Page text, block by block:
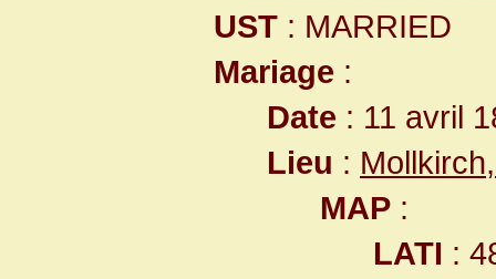
UST : MARRIED
Mariage :
Date : 11 avril
Lieu :
MAP :
LATI :